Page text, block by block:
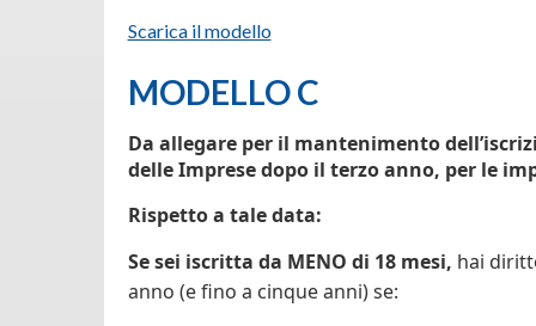
Scarica il modello
MODELLO C
Da allegare per il mantenimento
delle Imprese dopo il terzo anno, per le
Rispetto a tale data:
Se sei iscritta da MENO di 18 mesi, hai
anno (e fino a cinque anni) se: